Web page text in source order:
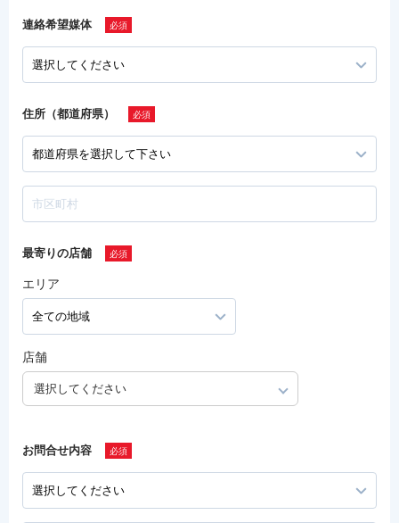
連絡希望媒体
住所（都道府県）
最寄りの店舗
エリア
店舗
選択してください
お問合せ内容